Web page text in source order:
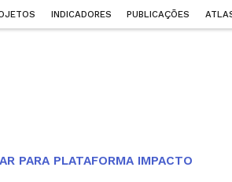
INDICADORES PUBLICAÇÕES
PARA PLATAFORMA IMPACTO